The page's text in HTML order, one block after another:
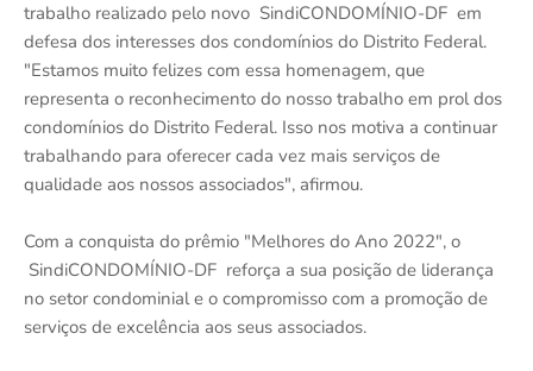
trabalho realizado pelo novo SindiCONDOMÍNIO-DF em
defesa dos interesses dos condomínios do Distrito Federal.
"Estamos muito felizes com essa homenagem, que
representa o reconhecimento do nosso trabalho em prol dos
condomínios do Distrito Federal. Isso nos motiva a continuar
trabalhando para oferecer cada vez mais serviços de
qualidade aos nossos associados", afirmou.
Com a conquista do prêmio "Melhores do Ano 2022", o
SindiCONDOMÍNIO-DF reforça a sua posição de liderança
no setor condominial e o compromisso com a promoção de
serviços de excelência aos seus associados.